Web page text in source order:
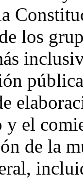
los
y el
de la